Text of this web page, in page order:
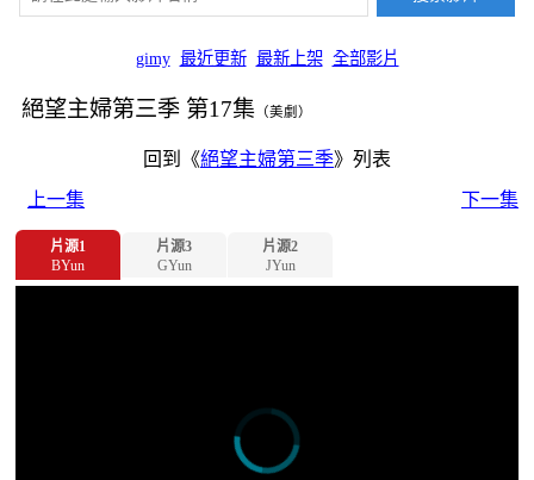
gimy 最近更新 最新上架 全部影片
絕望主婦第三季 第17集 （美劇）
回到《絕望主婦第三季》列表
上一集
下一集
片源1
BYun
片源3
GYun
片源2
JYun